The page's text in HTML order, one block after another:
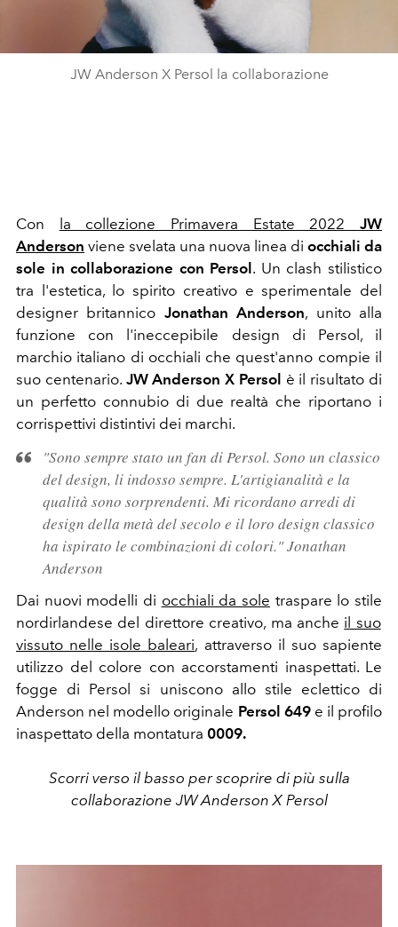
JW Anderson X Persol la collaborazione
Con la collezione Primavera Estate 2022JW
Anderson viene svelata una nuova linea di occhiali da
sole in collaborazione con Persol. Un clash stilistico
tra l'estetica, lo spirito creativo e sperimentale del
designer britannico Jonathan Anderson, unito alla
funzione con l'ineccepibile design di Persol, il
marchio italiano di occhiali che quest'anno compie il
suo centenario. JW Anderson X Persol è il risultato di
un perfetto connubio di due realtà che riportano i
corrispettivi distintivi dei marchi.
"Sono sempre stato un fan di Persol. Sono un classico
del design, li indosso sempre. L'artigianalità e la
qualità sono sorprendenti. Mi ricordano arredi di
design della metà del secolo e il loro design classico
ha ispirato le combinazioni di colori." Jonathan
Anderson
Dai nuovi modelli di occhiali da sole traspare lo stile
nordirlandese del direttore creativo, ma anche il suo
vissuto nelle isole baleari, attraverso il suo sapiente
utilizzo del colore con accorstamenti inaspettati. Le
fogge di Persol si uniscono allo stile eclettico di
Anderson nel modello originale Persol 649e il profilo
inaspettato della montatura 0009.
Scorri verso il basso per scoprire di più sulla
collaborazione JW Anderson X Persol